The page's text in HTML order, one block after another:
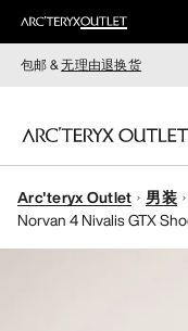
包邮 &无理由退换货
女装
Arc'teryx Outlet 男装
Norvan 4 Nivalis GTX